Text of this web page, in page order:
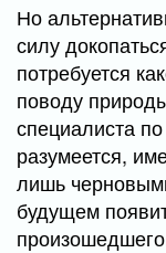
Но
силу
потребуется
поводу
специалиста
разумеется,
лишь
будущем